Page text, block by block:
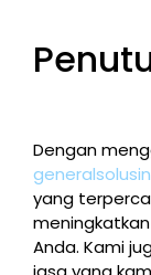
Dengan
yang
Anda. Kami